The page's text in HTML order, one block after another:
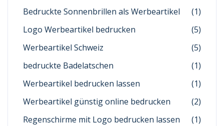
Bedruckte Sonnenbrillen als Werbeartikel
(1)
Logo Werbeartikel bedrucken
(5)
Werbeartikel Schweiz
(5)
bedruckte Badelatschen
(1)
Werbeartikel bedrucken lassen
(1)
Werbeartikel günstig online bedrucken
(2)
Regenschirme mit Logo bedrucken lassen
(1)